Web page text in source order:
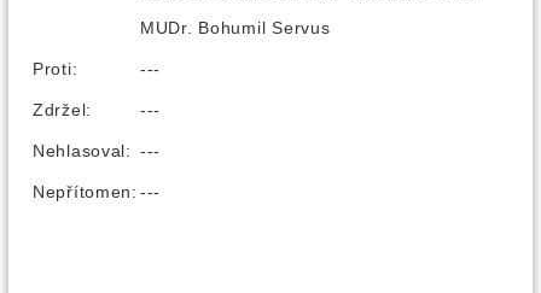
MUDr. Bohumil Servus
Proti: ---
Zdržel: ---
Nehlasoval: ---
Nepřítomen: ---